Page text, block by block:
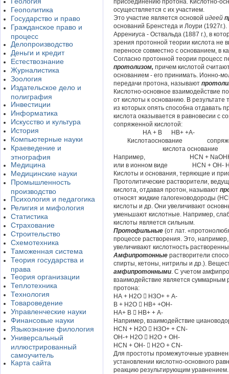
Геополитика
Государство и право
Гражданское право и
процесс
Делопроизводство
Деньги и кредит
Естествознание
Журналистика
Зоология
Издательское дело и
полиграфия
Инвестиции
Информатика
Искусство и культура
История
Компьютерные науки
Краеведение и
этнография
Медицина
Медицинские науки
Промышленность
производство
Психология и педагогика
Религия и мифология
Статистика
Страхование
Строительство
Схемотехника
Таможенная система
Теория государства и
права
Теория организации
Теплотехника
Технология
Товароведение
Управленческие науки
Финансовые науки
Языкознание филология
Универсальный
иллюстрированный
самоучитель
Карта сайта
присоединению протона. Кислотно-
осуществляется с их участием.
Это участие является основой идеей
оснований Бренстеда и Лоури
Аррениуса - Оствальда (1887 г.), в
зрения протонной теории кислота не
переносе совместно с основанием, в
Согласно протонной теории процесс
протолизом, причем кислотой
основанием - его принимать. Ионно-
передачи протона, называют
Кислотно-основное взаимодействие
от кислоты к основанию. В результате
из которых опять способна отдавать
кислота оказывается в равновесии с
сопряженной кислотой:
НА + В НВ+ +А-
Кислотаоснование
кислота основание
Например, НСN +
или в ионном виде НСN + OH-
Кислоты и основания, теряющие и
Протолитические растворители,
кислота, отдавая протон, называют
относят жидкие галогеноводороды
кислоты и др. Они увеличивают
уменьшают кислотные. Например,
кислоты является сильным.
Протофильные (от лат.
процессе растворения. Это,
увеличивают кислотность
Амфипротонные растворители
спирты, кетоны, нитрилы и др.).
амфипротонными. С учетом
взаимодействие является суммарным
протона:
НА + H2O  H3O+ + А-
В + H2O  НВ+ +OH-
НА+ В  НВ+ + А-
Например, взаимодействие
НСN + H2O  H3O+ + CN-
OH-+ H2O  H2O + OH-
НСN + OH-  H2O + CN-
Для простоты промежуточные
установлении кислотно-основного
реакцию результирующим уравнением.